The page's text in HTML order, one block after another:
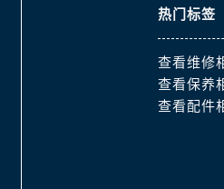
热门标签
查看维修
查看保养
查看配件